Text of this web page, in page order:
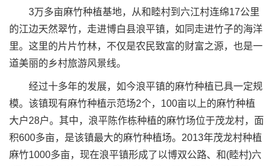
3万多亩麻竹种植基地，从和睦村到六江村连绵17公里
的江边天然翠竹，走进博白县浪平镇，如同走进竹子的海洋
里。这里的片片竹林，不仅是农民致富的财富之源，也是一
道美丽的乡村旅游风景线。
经过十多年的发展，如今浪平镇的麻竹种植已具一定规
模。该镇现有麻竹种植示范场2个，100亩以上的麻竹种植
大户28户。其中，浪平陈作栋种植的麻竹场位于茂龙村，面
积600多亩，是该镇最大的麻竹种植场。2013年茂龙村种植
麻竹1000多亩，现在浪平镇形成了以博双公路、和(睦村)六